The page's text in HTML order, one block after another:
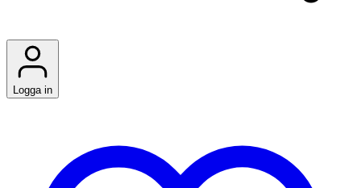
Logga in